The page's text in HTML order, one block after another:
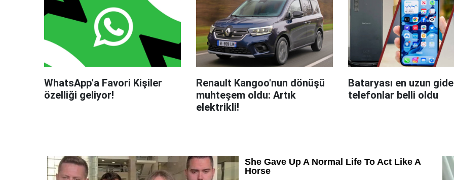
WhatsApp'a Favori Kişiler
özelliği geliyor!
Renault Kangoo'nun dönüşü
muhteşem oldu: Artık
elektrikli!
Bataryası en uzun
telefonlar belli oldu